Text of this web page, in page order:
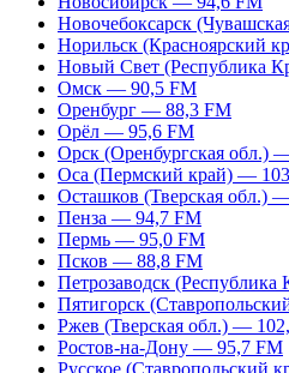
Новочебоксарск
Норильск (Красноярский
Новый Свет (Республика
Омск — 90,5 FM
Оренбург — 88,3 FM
Орёл — 95,6 FM
Орск (Оренбургская обл.)
Оса (Пермский край) —
Осташков (Тверская обл.)
Пенза — 94,7 FM
Пермь — 95,0 FM
Псков — 88,8 FM
Петрозаводск
Пятигорск
Ржев (Тверская обл.) —
Ростов-на-Дону — 95,7 FM
Русское (Ставропольский